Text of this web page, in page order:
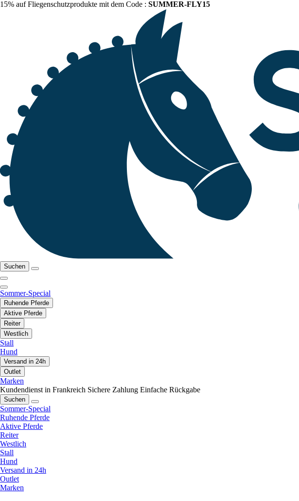
15% auf Fliegenschutzprodukte mit dem Code : SUMMER-FLY15
Suchen
Sommer-Special
Ruhende Pferde
Aktive Pferde
Reiter
Westlich
Stall
Hund
Versand in 24h
Outlet
Marken
Kundendienst in Frankreich Sichere Zahlung Einfache Rückgabe
Suchen
Sommer-Special
Ruhende Pferde
Aktive Pferde
Reiter
Westlich
Stall
Hund
Versand in 24h
Outlet
Marken